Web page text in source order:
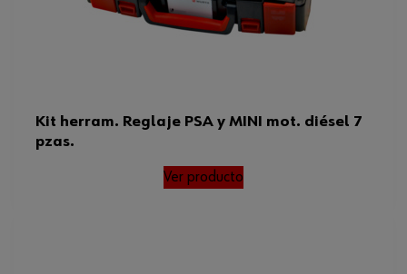
Kit herram. Reglaje PSA y MINI mot. diésel 7
pzas.
Ver producto